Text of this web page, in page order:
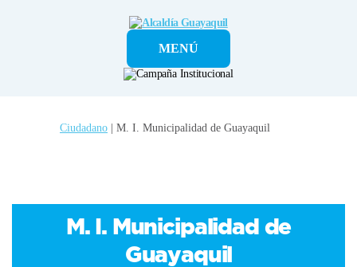
Alcaldía
GuayaquilMENÚ
Ciudadano | M. I. Municipalidad de Guayaquil
M. I. Municipalidad de
Guayaquil